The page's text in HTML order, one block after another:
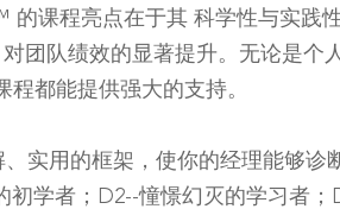
的课程亮点在于其 科学性与实践
团队绩效的显著提升。无论是个
都能提供强大的支持。
实用的框架，使你的经理能够诊
初学者；D2--憧憬幻灭的学习者；